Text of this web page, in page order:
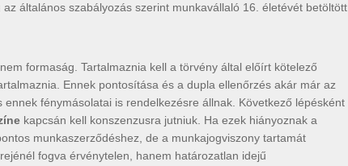
általános szabályozás szerint munkavállaló 16. életévét betöltött
formaság. Tartalmaznia kell a törvény által előírt kötelező
Ennek pontosítása és a dupla ellenőrzés akár már az
fénymásolatai is rendelkezésre állnak. Következő lépésként
kapcsán kell konszenzusra jutniuk. Ha ezek hiányoznak a
munkaszerződéshez, de a munkajogviszony tartamát
fogva érvénytelen, hanem határozatlan idejű